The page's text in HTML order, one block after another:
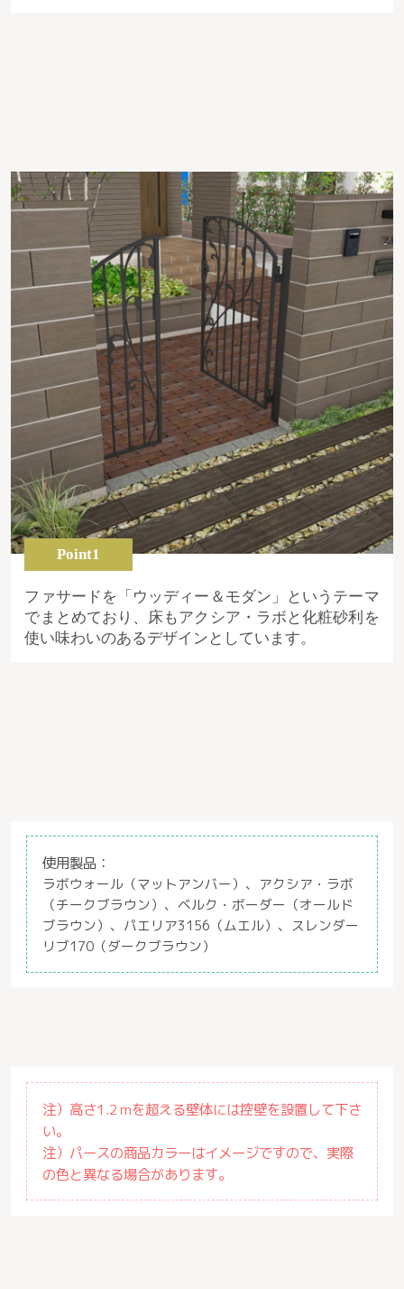
Point1
ファサードを「ウッディー＆モダン」というテーマ
でまとめており、床もアクシア・ラボと化粧砂利を
使い味わいのあるデザインとしています。
使用製品：
ラボウォール（マットアンバー）、アクシア・ラボ
（チークブラウン）、ベルク・ボーダー（オールド
ブラウン）、パエリア3156（ムエル）、スレンダー
リブ170（ダークブラウン）
注）高さ1.2ｍを超える壁体には控壁を設置して下さ
い。
注）パースの商品カラーはイメージですので、実際
の色と異なる場合があります。